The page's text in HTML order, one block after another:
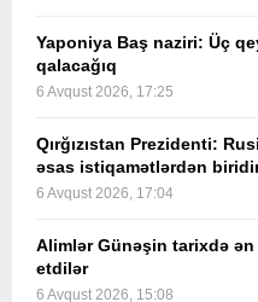
Yaponiya Baş naziri: Üç
qalacağıq
6 Avqust 2026, 17:25
Qırğızıstan Prezidenti:
əsas istiqamətlərdən
6 Avqust 2026, 17:04
Alimlər Günəşin tarixdə
etdilər
6 Avqust 2026, 15:08